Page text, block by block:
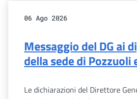
06 Ago 2026
Messaggio del DG ai
della sede di
Le dichiarazioni del Direttore